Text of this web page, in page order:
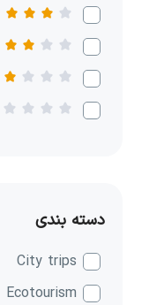
دسته بندی
City trips
Ecotourism